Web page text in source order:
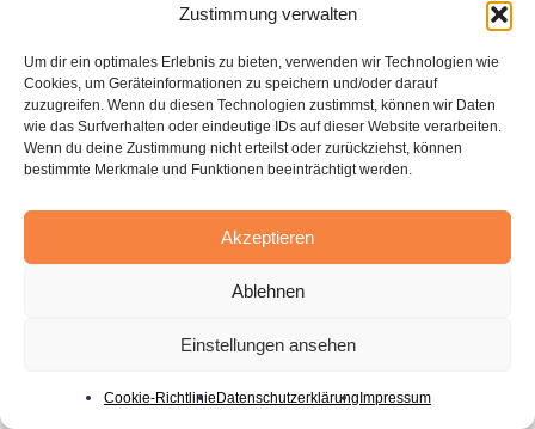
Zustimmung verwalten
Um dir ein optimales Erlebnis zu bieten, verwenden wir Technologien wie
Cookies, um Geräteinformationen zu speichern und/oder darauf
zuzugreifen. Wenn du diesen Technologien zustimmst, können wir Daten
wie das Surfverhalten oder eindeutige IDs auf dieser Website verarbeiten.
Wenn du deine Zustimmung nicht erteilst oder zurückziehst, können
bestimmte Merkmale und Funktionen beeinträchtigt werden.
Akzeptieren
Ablehnen
Einstellungen ansehen
Cookie-Richtlinie Datenschutzerklärung Impressum
Dialog – sie ist das Herzstück unserer
Stadtgemeinschaft.
Digitale Projekte für die
Digitale Initiativen erschließen neue Wege der Vernetzung
und Information. Das Stadt-Geschichten-Projekt nutzt
Audioguides, um historische Ereignisse lebendig zu
eintauchen.